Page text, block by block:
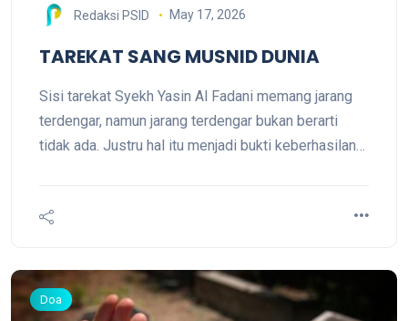
Redaksi PSID May 17, 2026
TAREKAT SANG MUSNID DUNIA
Sisi tarekat Syekh Yasin Al Fadani memang jarang
terdengar, namun jarang terdengar bukan berarti
tidak ada. Justru hal itu menjadi bukti keberhasilan
Doa